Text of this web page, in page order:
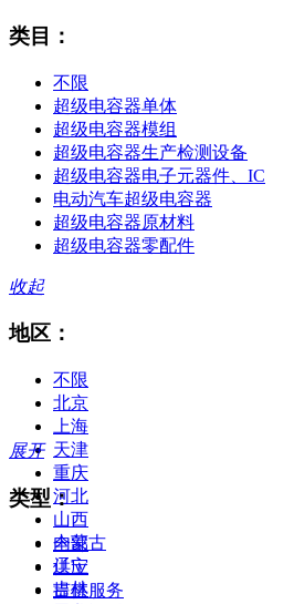
类目：
不限
超级电容器单体
超级电容器模组
超级电容器生产检测设备
超级电容器电子元器件、IC
电动汽车超级电容器
超级电容器原材料
超级电容器零配件
收起
地区：
不限
北京
上海
天津
重庆
河北
山西
内蒙古
辽宁
吉林
展开
类型：
全部
供应
提供服务